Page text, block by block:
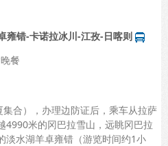
雍错-卡诺拉冰川-江孜-日喀则
餐
合），办理边防证后，乘车从拉萨
4990米的冈巴拉雪山，远眺冈巴拉
淡水湖羊卓雍错（游览时间约1小